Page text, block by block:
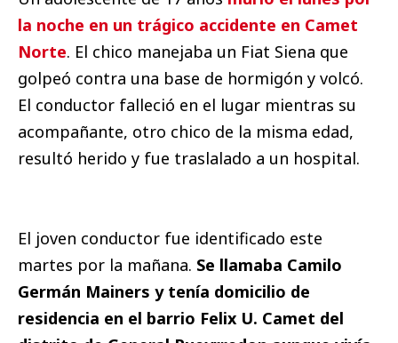
la noche en un trágico accidente en Camet
Norte. El chico manejaba un Fiat Siena que
golpeó contra una base de hormigón y volcó.
El conductor falleció en el lugar mientras su
acompañante, otro chico de la misma edad,
resultó herido y fue traslalado a un hospital.
El joven conductor fue identificado este
martes por la mañana. Se llamaba Camilo
Germán Mainers y tenía domicilio de
residencia en el barrio Felix U. Camet del